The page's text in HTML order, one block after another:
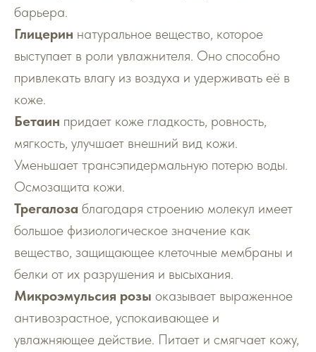
барьера.
Глицерин натуральное вещество, которое
выступает в роли увлажнителя. Оно способно
привлекать влагу из воздуха и удерживать её в
коже.
Бетаин придает коже гладкость, ровность,
мягкость, улучшает внешний вид кожи.
Уменьшает трансэпидермальную потерю воды.
Осмозащита кожи.
Трегалоза благодаря строению молекул имеет
большое физиологическое значение как
вещество, защищающее клеточные мембраны и
белки от их разрушения и высыхания.
Микроэмульсия розы оказывает выраженное
антивозрастное, успокаивающее и
увлажняющее действие. Питает и смягчает кожу,